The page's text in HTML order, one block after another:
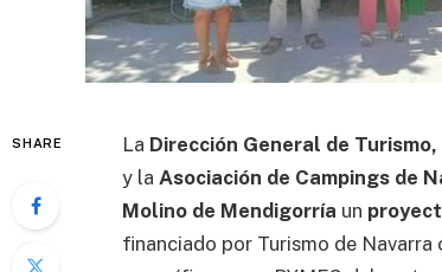
SHARE La Dirección General de
y la Asociación de Campings de
Molino de Mendigorría un
financiado por Turismo de